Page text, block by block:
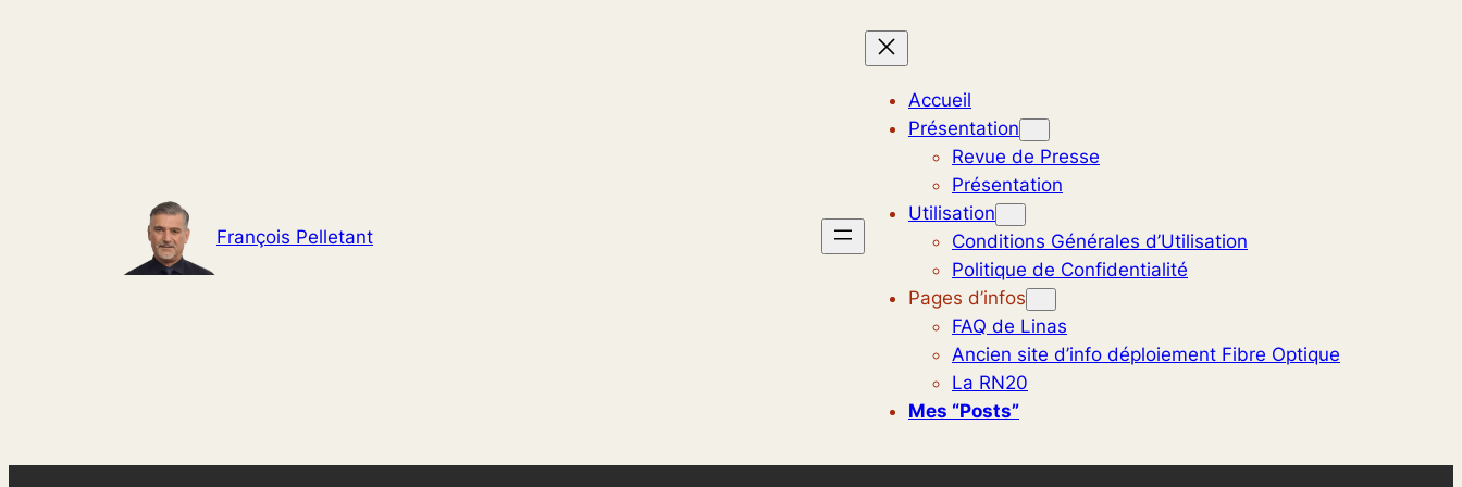
François Pelletant
Accueil
Présentation
Revue de Presse
Présentation
Utilisation
Conditions Générales d’Utilisation
Politique de Confidentialité
Pages d’infos
FAQ de Linas
Ancien site d’info déploiement Fibre Optique
La RN20
Mes “posts”